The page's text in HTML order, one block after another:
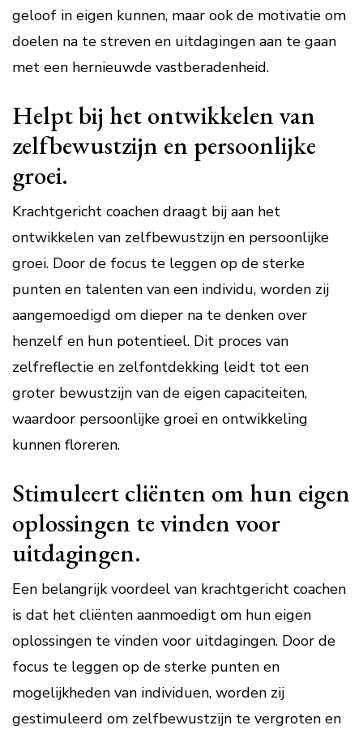
geloof in eigen kunnen, maar ook de motivatie om
doelen na te streven en uitdagingen aan te gaan
met een hernieuwde vastberadenheid.
Helpt bij het ontwikkelen van
zelfbewustzijn en persoonlijke
groei.
Krachtgericht coachen draagt bij aan het
ontwikkelen van zelfbewustzijn en persoonlijke
groei. Door de focus te leggen op de sterke
punten en talenten van een individu, worden zij
aangemoedigd om dieper na te denken over
henzelf en hun potentieel. Dit proces van
zelfreflectie en zelfontdekking leidt tot een
groter bewustzijn van de eigen capaciteiten,
waardoor persoonlijke groei en ontwikkeling
kunnen floreren.
Stimuleert cliënten om hun eigen
oplossingen te vinden voor
uitdagingen.
Een belangrijk voordeel van krachtgericht coachen
is dat het cliënten aanmoedigt om hun eigen
oplossingen te vinden voor uitdagingen. Door de
focus te leggen op de sterke punten en
mogelijkheden van individuen, worden zij
gestimuleerd om zelfbewustzijn te vergroten en